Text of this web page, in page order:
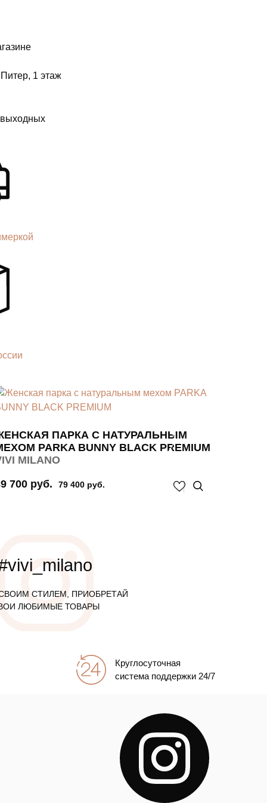
1 этаж
ПАРКА С НАТУРАЛЬНЫМ
PARKA BUNNY BLACK PREMIUM
MILANO
700 руб.
79 400 руб.
СТИЛЕМ, ПРИОБРЕТАЙ
ЛЮБИМЫЕ ТОВАРЫ
Круглосуточная
система поддержки 24/7